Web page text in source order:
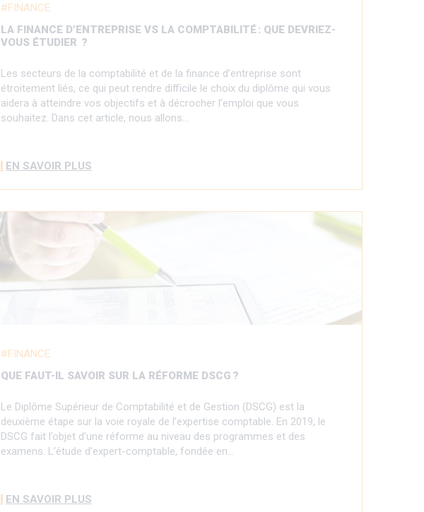
FINANCE
LA FINANCE D’ENTREPRISE VS LA COMPTABILITÉ : QUE DEVRIEZ-
VOUS ÉTUDIER ?
Les secteurs de la comptabilité et de la finance d’entreprise sont
étroitement liés, ce qui peut rendre difficile le choix du diplôme qui vous
aidera à atteindre vos objectifs et à décrocher l’emploi que vous
souhaitez. Dans cet article, nous allons…
EN SAVOIR PLUS
FINANCE
QUE FAUT-IL SAVOIR SUR LA RÉFORME DSCG ?
Le Diplôme Supérieur de Comptabilité et de Gestion (DSCG) est la
deuxième étape sur la voie royale de l’expertise comptable. En 2019, le
DSCG fait l’objet d’une réforme au niveau des programmes et des
examens. L’étude d’expert-comptable, fondée en…
EN SAVOIR PLUS